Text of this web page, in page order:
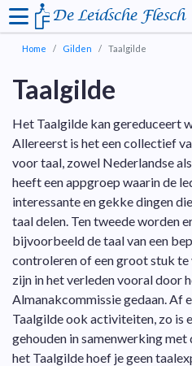
De Leidsche Flesch
Home Gilden Taalgilde
Taalgilde
Het Taalgilde kan gereduceert
Allereerst is het een collectief
voor taal, zowel Nederlandse
heeft een appgroep waarin de
interessante en gekke dingen
taal delen. Ten tweede worden
bijvoorbeeld de taal van een
controleren of een groot stuk te
zijn in het verleden vooral door
Almanakcommissie gedaan. Af
Taalgilde ook activiteiten, zo is
gehouden in samenwerking
het Taalgilde hoef je geen